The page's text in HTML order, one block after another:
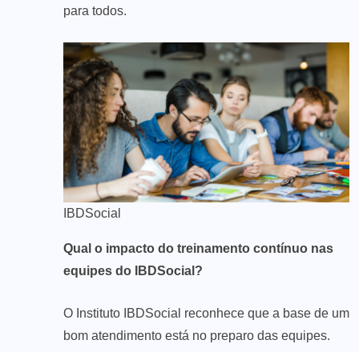
para todos.
IBDSocial
Qual o impacto do treinamento contínuo nas
equipes do IBDSocial?
O Instituto IBDSocial reconhece que a base de um
bom atendimento está no preparo das equipes.